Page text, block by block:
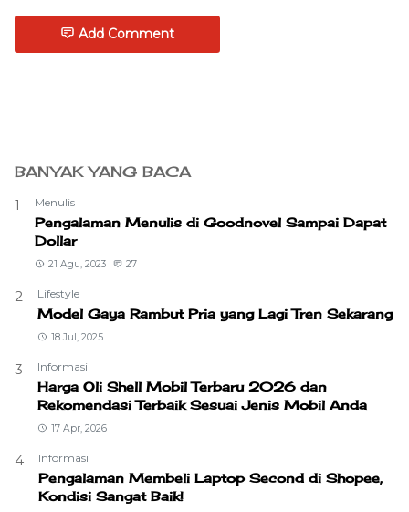
Add Comment
BANYAK YANG BACA
1 Menulis
Pengalaman Menulis di Goodnovel Sampai Dapat
Dollar
21 Agu, 2023 27
2 Lifestyle
Model Gaya Rambut Pria yang Lagi Tren Sekarang
18 Jul, 2025
3 Informasi
Harga Oli Shell Mobil Terbaru 2026 dan
Rekomendasi Terbaik Sesuai Jenis Mobil Anda
17 Apr, 2026
4 Informasi
Pengalaman Membeli Laptop Second di Shopee,
Kondisi Sangat Baik!